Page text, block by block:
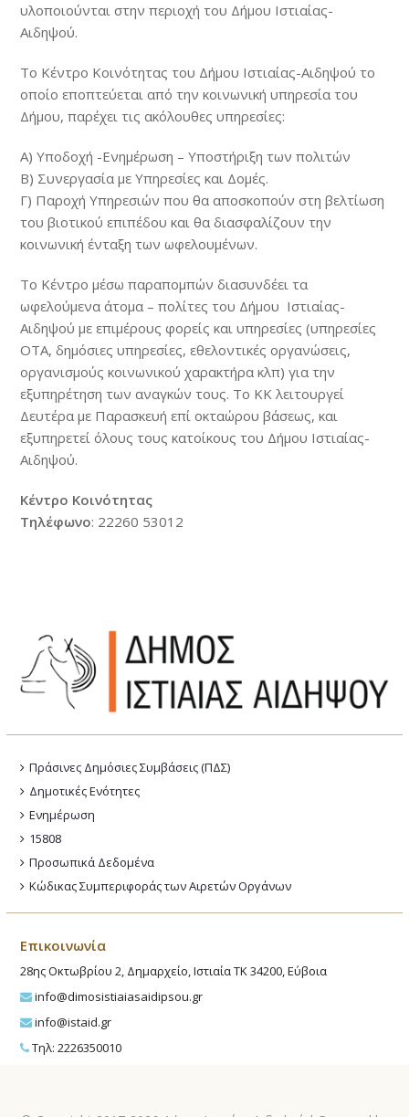
υλοποιούνται στην περιοχή του Δήμου Ιστιαίας-
Αιδηψού.
Το Κέντρο Κοινότητας του Δήμου Ιστιαίας-Αιδηψού το
οποίο εποπτεύεται από την κοινωνική υπηρεσία του
Δήμου, παρέχει τις ακόλουθες υπηρεσίες:
Α) Υποδοχή -Ενημέρωση – Υποστήριξη των πολιτών
Β) Συνεργασία με Υπηρεσίες και Δομές.
Γ) Παροχή Υπηρεσιών που θα αποσκοπούν στη βελτίωση
του βιοτικού επιπέδου και θα διασφαλίζουν την
κοινωνική ένταξη των ωφελουμένων.
Το Κέντρο μέσω παραπομπών διασυνδέει τα
ωφελούμενα άτομα – πολίτες του Δήμου Ιστιαίας-
Αιδηψού με επιμέρους φορείς και υπηρεσίες (υπηρεσίες
ΟΤΑ, δημόσιες υπηρεσίες, εθελοντικές οργανώσεις,
οργανισμούς κοινωνικού χαρακτήρα κλπ) για την
εξυπηρέτηση των αναγκών τους. Το ΚΚ λειτουργεί
Δευτέρα με Παρασκευή επί οκταώρου βάσεως, και
εξυπηρετεί όλους τους κατοίκους του Δήμου Ιστιαίας-
Αιδηψού.
Κέντρο Κοινότητας
Τηλέφωνο: 22260 53012
Πράσινες Δημόσιες Συμβάσεις (ΠΔΣ)
Δημοτικές Ενότητες
Ενημέρωση
15808
Προσωπικά Δεδομένα
Κώδικας Συμπεριφοράς των Αιρετών Οργάνων
Επικοινωνία
28ης Οκτωβρίου 2, Δημαρχείο, Ιστιαία ΤΚ 34200, Εύβοια
info@dimosistiaiasaidipsou.gr
info@istaid.gr
Τηλ: 2226350010